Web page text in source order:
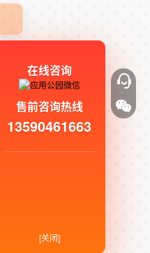
但没有技术
商业
在线咨询
售前咨询热线
13590461663
[关闭]